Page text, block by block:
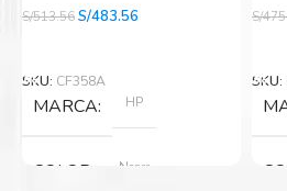
S/513.56El
era:
S/513.56.
S/483.56
S/483.56.
SKU: CF358A
MARCA HP
COLOR Negro
S/
SKU: